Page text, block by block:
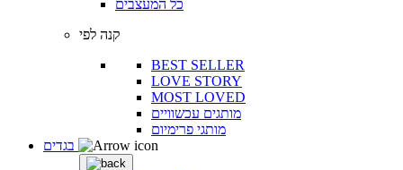
כל המעצבים
קנה לפי
BEST SELLER
LOVE STORY
MOST LOVED
מותגים עכשוויים
מותגי פרימיום